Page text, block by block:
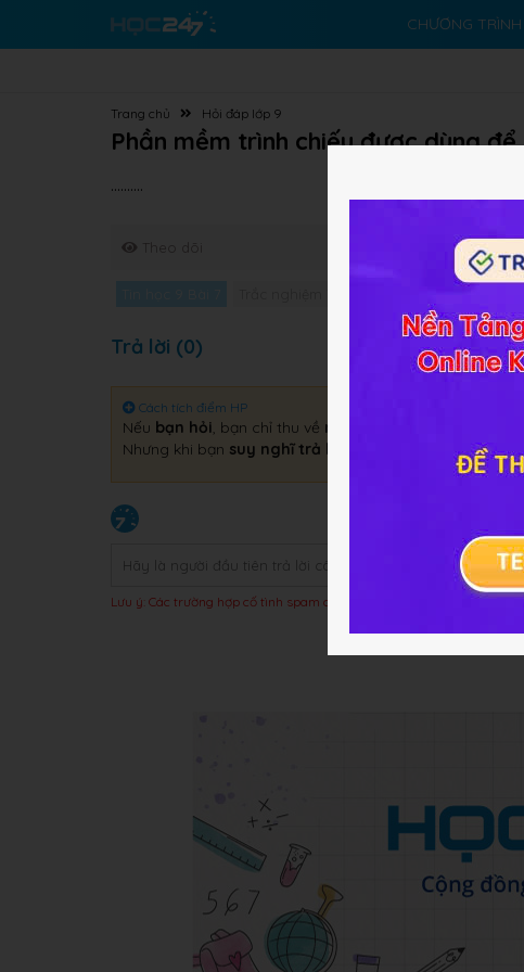
CHƯƠNG TRÌNH
Trang chủ Hỏi đáp lớp 9
Phần mềm trình chiếu được dùng
..........
Theo dõi
Trả lời (0)
Cách tích điểm HP
Nếu bạn hỏi, bạn chỉ thu về một câu trả lời
Nhưng khi bạn suy nghĩ trả lời gấp bội!
Lưu ý: Các trường hợp cố tình spam câu trả lời hoặc bị báo xấu trên 5